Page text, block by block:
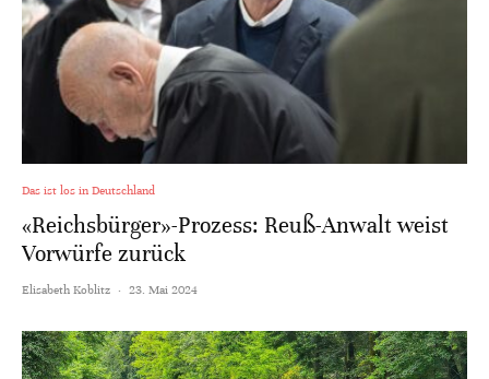
Das ist los in Deutschland
«Reichsbürger»-Prozess: Reuß-Anwalt weist
Vorwürfe zurück
Elisabeth Koblitz · 23. Mai 2024